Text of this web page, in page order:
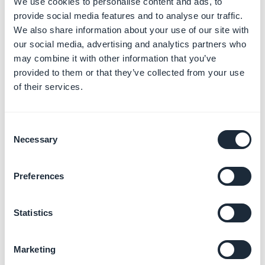
provide social media features and to analyse our traffic.
We also share information about your use of our site with
our social media, advertising and analytics partners who
may combine it with other information that you’ve
provided to them or that they’ve collected from your use
of their services.
Selection
Necessary
Preferences
Statistics
Marketing
1. Allez dans l'onglet Fermetures exceptionnelles
2. Définissez les jours où vous ne souhaitez pas rendre
les réservations disponibles en tant qu'exception.
6. Configurer votre
formulaire de
1. Allez dans le menu
Paramètres > Paramètres de
onglet
2. Définissez ici les champs que vous souhaitez voir
3. Cliquez sur "
vos sections de réservation si vous en avez défini